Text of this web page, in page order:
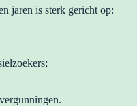
jaren is sterk gericht op: